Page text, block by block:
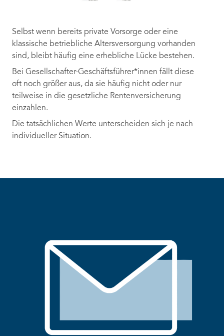
Selbst wenn bereits private Vorsorge oder eine
klassische betriebliche Altersversorgung vorhanden
sind, bleibt häufig eine erhebliche Lücke bestehen.
Bei Gesellschafter-Geschäftsführer*innen fällt diese
oft noch größer aus, da sie häufig nicht oder nur
teilweise in die gesetzliche Rentenversicherung
einzahlen.
Die tatsächlichen Werte unterscheiden sich je nach
individueller Situation.